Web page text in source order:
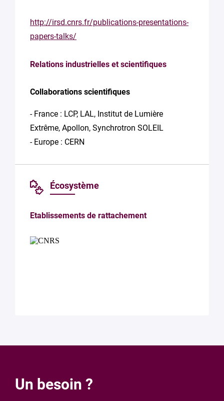
http://irsd.cnrs.fr/publications-presentations-
papers-talks/
Relations industrielles et scientifiques
Collaborations scientifiques
- France : LCP, LAL, Institut de Lumière
Extrême, Apollon, Synchrotron SOLEIL
- Europe : CERN
Écosystème
Etablissements de rattachement
Un besoin ?